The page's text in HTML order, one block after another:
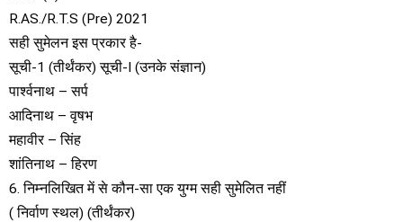
R.AS./R.T.S (Pre) 2021
सही सुमेलन इस प्रकार है-
सूची-1 (तीर्थंकर) सूची-I (उनके संज्ञान)
पार्श्वनाथ – सर्प
आदिनाथ – वृषभ
महावीर – सिंह
शांतिनाथ – हिरण
6. निम्नलिखित में से कौन-सा एक युग्म सही सुमेलित नहीं
( निर्वाण स्थल) (तीर्थंकर)